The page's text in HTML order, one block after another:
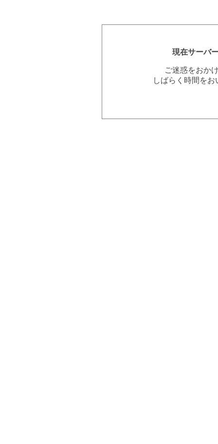
現在サーバ
ご迷惑をおか
しばらく時間を